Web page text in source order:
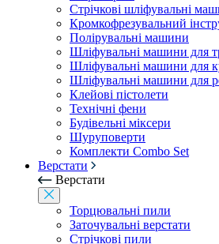
Стрічкові шліфувальні
Кромкофрезувальний
Полірувальні машини
Шліфувальні машини для
Шліфувальні машини для
Шліфувальні машини для
Клейові пістолети
Технічні фени
Будівельні міксери
Шуруповерти
Комплекти Combo Set
Верстати
Верстати
Торцювальні пили
Заточувальні верстати
Стрічкові пили